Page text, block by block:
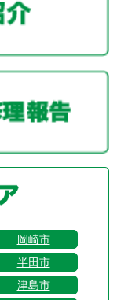
岡崎市
半田市
津島市